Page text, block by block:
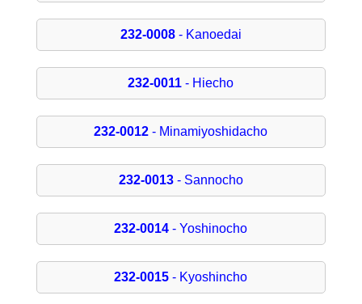
232-0008- Kanoedai
232-0011 - Hiecho
232-0012 - Minamiyoshidacho
232-0013- Sannocho
232-0014 - Yoshinocho
232-0015 - Kyoshincho